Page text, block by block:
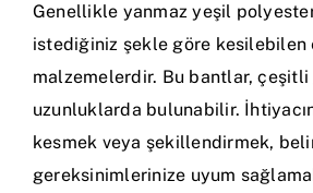
Genellikle yanmaz yeşil
istediğiniz şekle göre kesilebilen
malzemelerdir. Bu bantlar,
uzunluklarda bulunabilir.
kesmek veya şekillendirmek,
gereksinimlerinize uyum